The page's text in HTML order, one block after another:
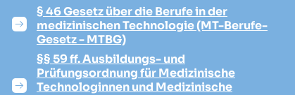
§ 46 Gesetz über die Berufe in der
medizinischen Technologie (MT-Berufe-
Gesetz - MTBG)
§§ 59 ff. Ausbildungs- und
Prüfungsordnung für Medizinische
Technologinnen und Medizinische